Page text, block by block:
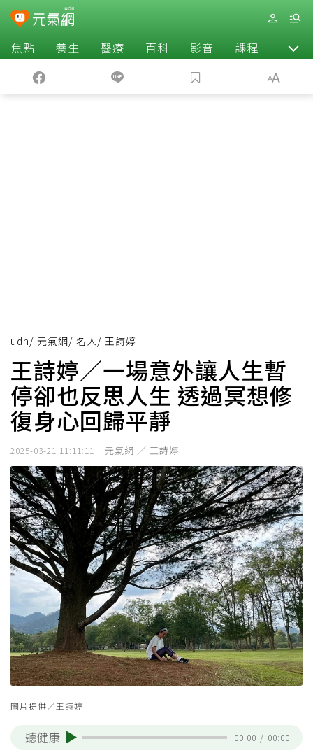
焦點 養生 醫療 百科 影音 課程 退休
udn/ 元氣網/ 名人/ 王詩婷
王詩婷／一場意外讓人生暫
停卻也反思人生 透過冥想修
復身心回歸平靜
2025-03-21 11:11:11 元氣網 ／ 王詩婷
圖片提供／王詩婷
聽健康 00:00 / 00:00